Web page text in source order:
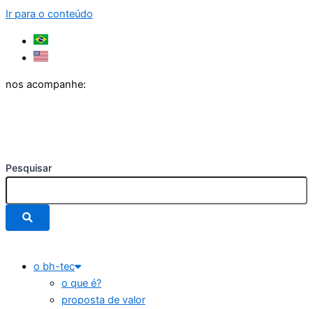
Ir para o conteúdo
nos acompanhe:
Pesquisar
o bh-tec
o que é?
proposta de valor